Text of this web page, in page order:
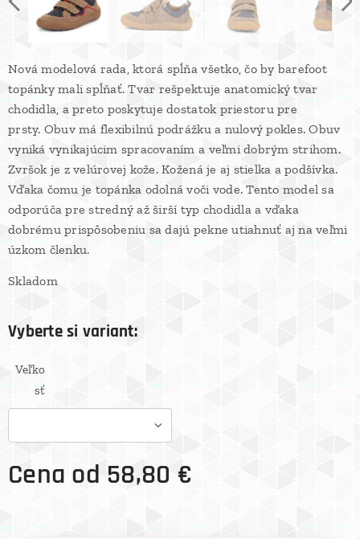
Nová modelová rada, ktorá spĺňa všetko, čo by barefoot
topánky mali spĺňať. Tvar rešpektuje anatomický tvar
chodidla, a preto poskytuje dostatok priestoru pre
prsty. Obuv má flexibilnú podrážku a nulový pokles. Obuv
vyniká vynikajúcim spracovaním a veľmi dobrým strihom.
Zvršok je z velúrovej kože. Kožená je aj stielka a podšívka.
Vďaka čomu je topánka odolná voči vode. Tento model sa
odporúča pre stredný až širší typ chodidla a vďaka
dobrému prispôsobeniu sa dajú pekne utiahnuť aj na veľmi
úzkom členku.
Skladom
Vyberte si variant:
Veľko
sť
Cena od 58,80 €